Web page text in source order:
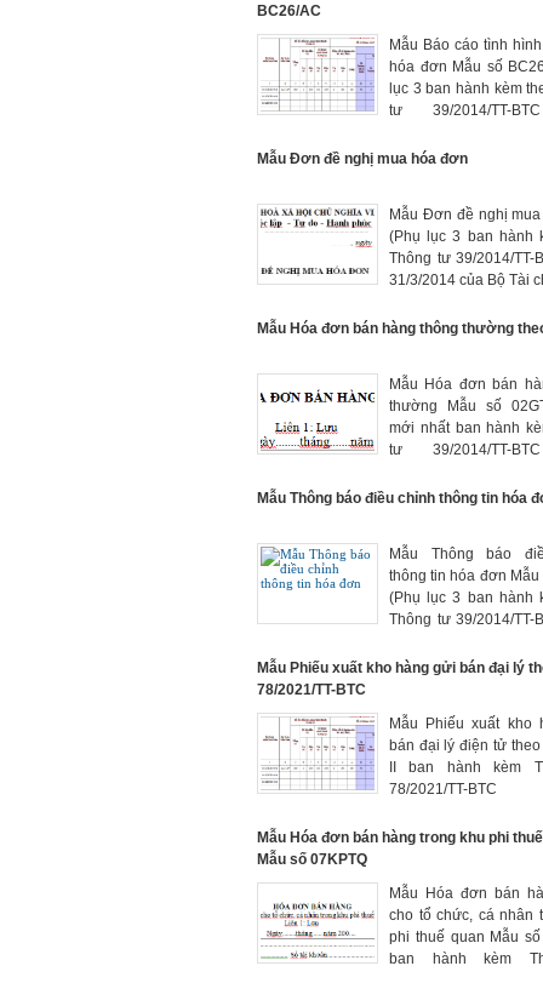
BC26/AC
Mẫu Báo cáo tình
hóa đơn Mẫu số
lục 3 ban hành kèm
tư 39/2014/TT-
Mẫu Đơn đề nghị mua hóa đơn
Mẫu Đơn đề nghị
(Phụ lục 3 ban hành
Thông tư 39/2014/TT-
31/3/2014 của Bộ Tài
Mẫu Hóa đơn bán hàng thông thường
Mẫu Hóa đơn bán
thường Mẫu số
mới nhất ban hành
tư 39/2014/TT-
Mẫu Thông báo điều chỉnh thông tin hóa
Mẫu Thông báo
thông tin hóa đơn Mẫu
(Phụ lục 3 ban hành
Thông tư 39/2014/TT-
Mẫu Phiếu xuất kho hàng gửi bán đại lý
78/2021/TT-BTC
Mẫu Phiếu xuất kho
bán đại lý điện tử
II ban hành kèm
78/2021/TT-
Mẫu Hóa đơn bán hàng trong khu phi
Mẫu số 07KPTQ
Mẫu Hóa đơn bán
cho tổ chức, cá nhân
phi thuế quan Mẫu số
ban hành kèm